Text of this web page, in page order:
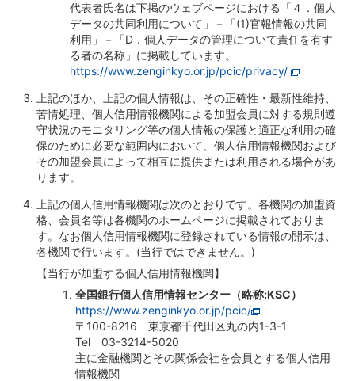
代表者氏名は下掲のウェブページにおける「４．個人
データの共同利用について」－「(1)官報情報の共同
利用」－「D．個人データの管理について責任を有す
る者の名称」に掲載しています。
https://www.zenginkyo.or.jp/pcic/privacy/
上記のほか、上記の個人情報は、その正確性・最新性維持、
苦情処理、個人信用情報機関による加盟会員に対する規則遵
守状況のモニタリング等の個人情報の保護と適正な利用の確
保のために必要な範囲内において、個人信用情報機関および
その加盟会員によって相互に提供または利用される場合があ
ります。
上記の個人信用情報機関は次のとおりです。各機関の加盟資
格、会員名等は各機関のホームページに掲載されておりま
す。なお個人信用情報機関に登録されている情報の開示は、
各機関で行います。(当行ではできません。)
【当行が加盟する個人信用情報機関】
全国銀行個人信用情報センター（略称:KSC）
https://www.zenginkyo.or.jp/pcic/
〒100-8216 東京都千代田区丸の内1-3-1
Tel 03-3214-5020
主に金融機関とその関係会社を会員とする個人信用
情報機関